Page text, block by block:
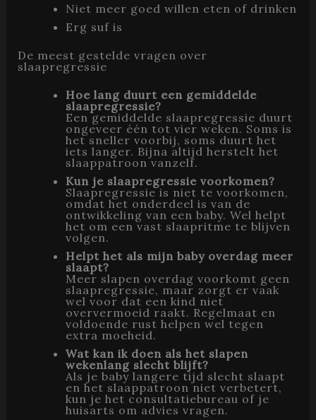
Niet meer goed willen eten of drinken
Erg suf is
De meest gestelde vragen over
slaapregressie
Hoe lang duurt een gemiddelde
slaapregressie?
Een gemiddelde slaapregressie duurt
ongeveer één tot vier weken. Soms is
het sneller voorbij, soms duurt het
iets langer. Bijna altijd herstelt het
slaappatroon vanzelf.
Kun je slaapregressie voorkomen?
Slaapregressie is niet te voorkomen,
omdat het onderdeel is van de
ontwikkeling van een baby. Wel helpt
het om een vast slaapritme te blijven
volgen.
Helpt het als mijn baby overdag meer
slaapt?
Meer slapen overdag voorkomt geen
slaapregressie, maar zorgt er vaak
wel voor dat een kind niet
oververmoeid raakt. Regelmaat en
voldoende rust helpen wel tegen
extra moeheid.
Wat kan ik doen als het slapen
wekenlang slecht blijft?
Als je baby langere tijd slecht slaapt
en het slaappatroon niet verbetert,
kun je het consultatiebureau of je
huisarts om advies vragen.